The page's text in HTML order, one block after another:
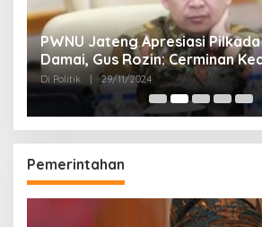
PWNU Jateng Apresiasi
Damai, Gus Rozin: Cerminan
Politik Masyarakat
Di Politik 29/11/2024
Pemerintahan